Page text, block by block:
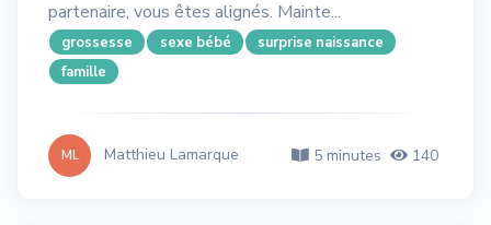
partenaire, vous êtes alignés. Mainte...
grossesse sexe bébé
surprise naissance
famille
ML Matthieu Lamarque 5 minutes 140